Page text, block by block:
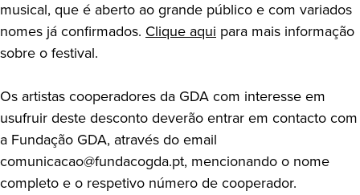
musical, que é aberto ao grande público e com variados
nomes já confirmados. Clique aqui para mais informação
sobre o festival.
Os artistas cooperadores da GDA com interesse em
usufruir deste desconto deverão entrar em contacto com
a Fundação GDA, através do email
comunicacao@fundacogda.pt, mencionando o nome
completo e o respetivo número de cooperador.